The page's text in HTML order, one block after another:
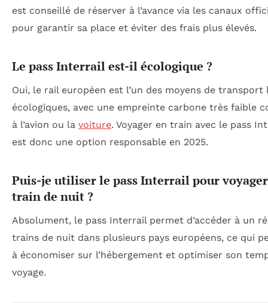
est conseillé de réserver à l’avance via les canaux
pour garantir sa place et éviter des frais plus élevés.
Le pass Interrail est-il écologique ?
Oui, le rail européen est l’un des moyens de transport
écologiques, avec une empreinte carbone très faible
à l’avion ou la voiture. Voyager en train avec le pass
est donc une option responsable en 2025.
Puis-je utiliser le pass Interrail pour
train de nuit ?
Absolument, le pass Interrail permet d’accéder à un
trains de nuit dans plusieurs pays européens, ce qui
à économiser sur l’hébergement et optimiser son
voyage.